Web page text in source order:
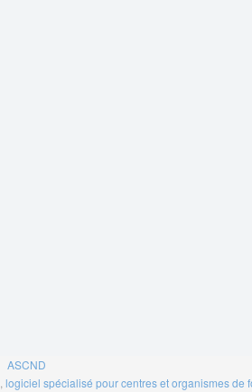
ASCND
logiciel spécialisé pour centres et organismes de